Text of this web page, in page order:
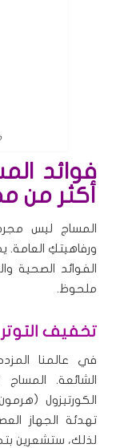
فوائد
أكثر من
المساج ليس
ورفاهيتكِ العامة.
الفوائد
ملحوظ.
تخفيف
في عالمنا
الشائعة.
الكورتيزول
تهدئة الجهاز
لذلك، ستشعرين